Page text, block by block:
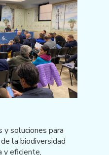
y soluciones para
la biodiversidad
y eficiente,